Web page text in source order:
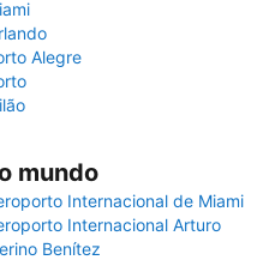
Alegre
mundo
Internacional de Miami
Internacional Arturo
Benítez